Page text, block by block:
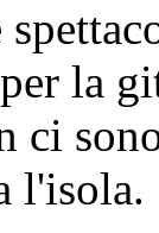
la
ci
l'isola.